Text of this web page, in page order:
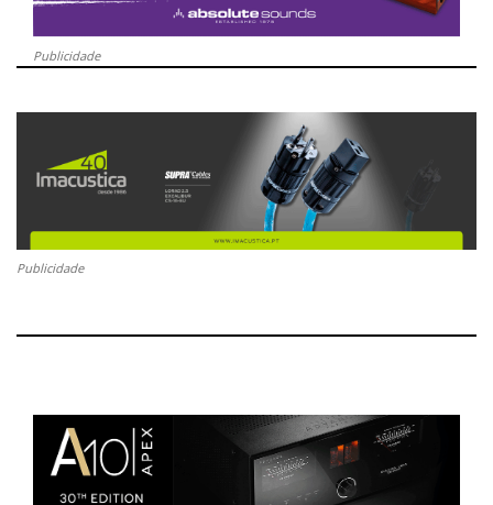
Publicidade
Publicidade